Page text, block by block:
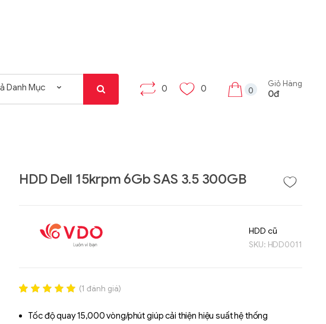
0 0 0
Giỏ Hàng
0đ
HDD Dell 15krpm 6Gb SAS 3.5 300GB
HDD cũ
SKU: HDD0011
out of 5
based on
(1 đánh giá)
Tốc độ quay 15,000 vòng/phút giúp cải thiện hiệu suất hệ thống
Máy tính bảng Gama
Tab X8
Bộ khung máy trạm
W332-Z00